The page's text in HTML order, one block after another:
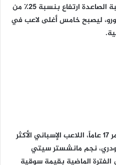
وشهدت القيمة السوقية للموهبة الصاعدة ارتفاع بنسبة 25٪ من
إلى 150 مليون يورو، ليصبح خامس أغلى لاعب في
وبات النجم الواعد البالغ من العمر 17 عاماً، اللاعب الإسباني الأكثر
رودري، نجم مانشستر سيتي
الفترة الماضية بقيمة سوقية